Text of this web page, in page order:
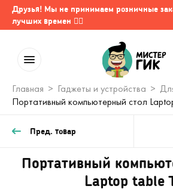
Друзья! Мы не принимаем розничные
лучших времен 🤷‍♂️
Главная Гаджеты и устройства
Портативный компьютерный стол
Пред. товар
Портативный
Laptop table